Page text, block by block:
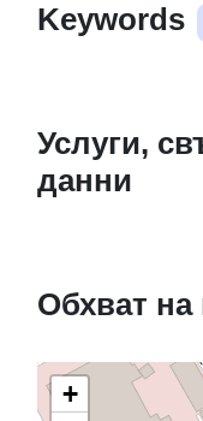
Keywords
Услуги,
данни
Обхват на
+